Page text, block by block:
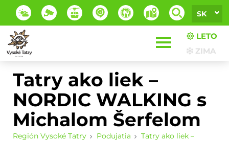
SK
LETO
ZIMA
Tatry ako liek –
NORDIC WALKING s
Michalom Šerfelom
Región Vysoké Tatry Podujatia
Tatry ako liek –